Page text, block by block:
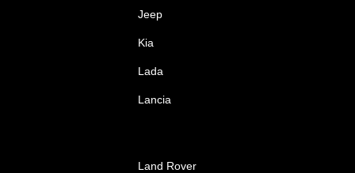
Jeep
Kia
Lada
Lancia
Land Rover